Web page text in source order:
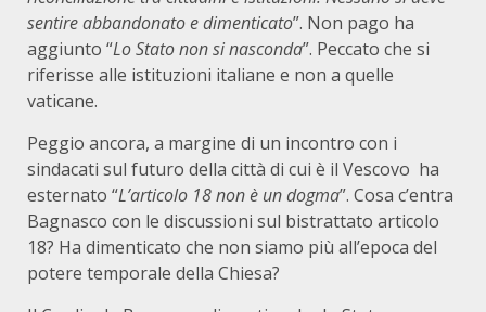
sentire abbandonato e dimenticato”. Non pago ha
aggiunto “Lo Stato non si nasconda”. Peccato che si
riferisse alle istituzioni italiane e non a quelle
vaticane.
Peggio ancora, a margine di un incontro con i
sindacati sul futuro della città di cui è il Vescovo ha
esternato “L’articolo 18 non è un dogma”. Cosa c’entra
Bagnasco con le discussioni sul bistrattato articolo
18? Ha dimenticato che non siamo più all’epoca del
potere temporale della Chiesa?